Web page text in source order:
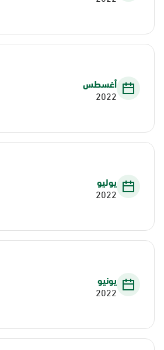
أغسطس
2022
يوليو
2022
يونيو
2022